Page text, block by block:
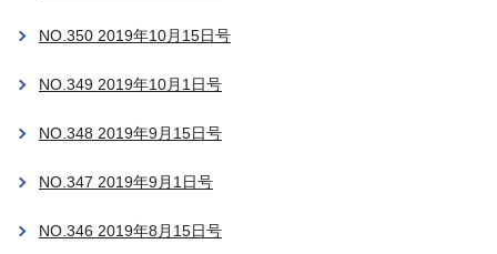
NO.350 2019年10月15日号
NO.349 2019年10月1日号
NO.348 2019年9月15日号
NO.347 2019年9月1日号
NO.346 2019年8月15日号